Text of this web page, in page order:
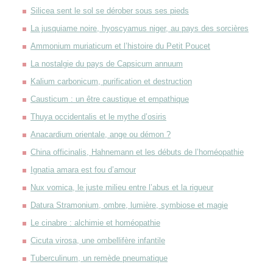
Silicea sent le sol se dérober sous ses pieds
La jusquiame noire, hyoscyamus niger, au pays des sorcières
Ammonium muriaticum et l’histoire du Petit Poucet
La nostalgie du pays de Capsicum annuum
Kalium carbonicum, purification et destruction
Causticum : un être caustique et empathique
Thuya occidentalis et le mythe d’osiris
Anacardium orientale, ange ou démon ?
China officinalis, Hahnemann et les débuts de l’homéopathie
Ignatia amara est fou d’amour
Nux vomica, le juste milieu entre l’abus et la rigueur
Datura Stramonium, ombre, lumière, symbiose et magie
Le cinabre : alchimie et homéopathie
Cicuta virosa, une ombellifère infantile
Tuberculinum, un remède pneumatique